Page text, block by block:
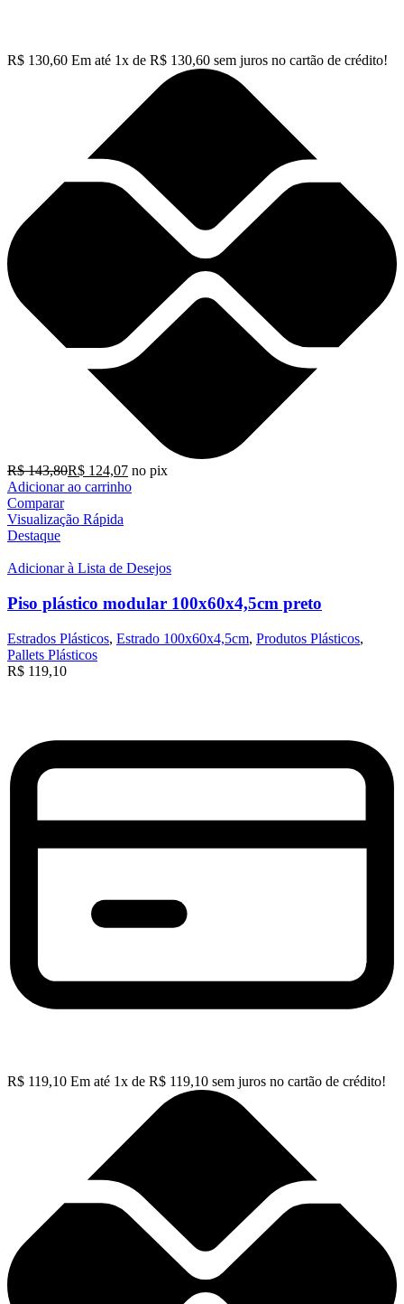
R$ 130,60 Em até 1x de R$ 130,60 sem juros no cartão de crédito!
R$143,80R$ 124,07 no pix
Adicionar ao carrinho
Comparar
Visualização Rápida
Destaque
Adicionar à Lista de Desejos
Piso plástico modular 100x60x4,5cm preto
Estrados Plásticos, Estrado 100x60x4,5cm, Produtos Plásticos,
Pallets Plásticos
R$ 119,10
R$ 119,10 Em até 1x de R$ 119,10 sem juros no cartão de crédito!